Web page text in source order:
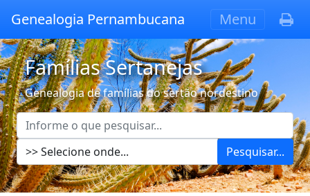
Genealogia Pernambucana Menu
Famílias Sertanejas
Genealogia de famílias do sertão nordestino
Pesquisar...